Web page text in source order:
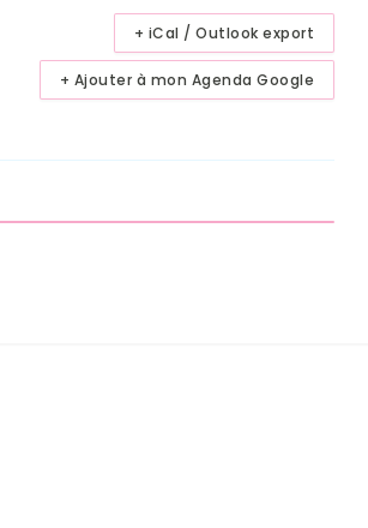
+ Ajouter à mon Agenda Google
+ iCal / Outlook export